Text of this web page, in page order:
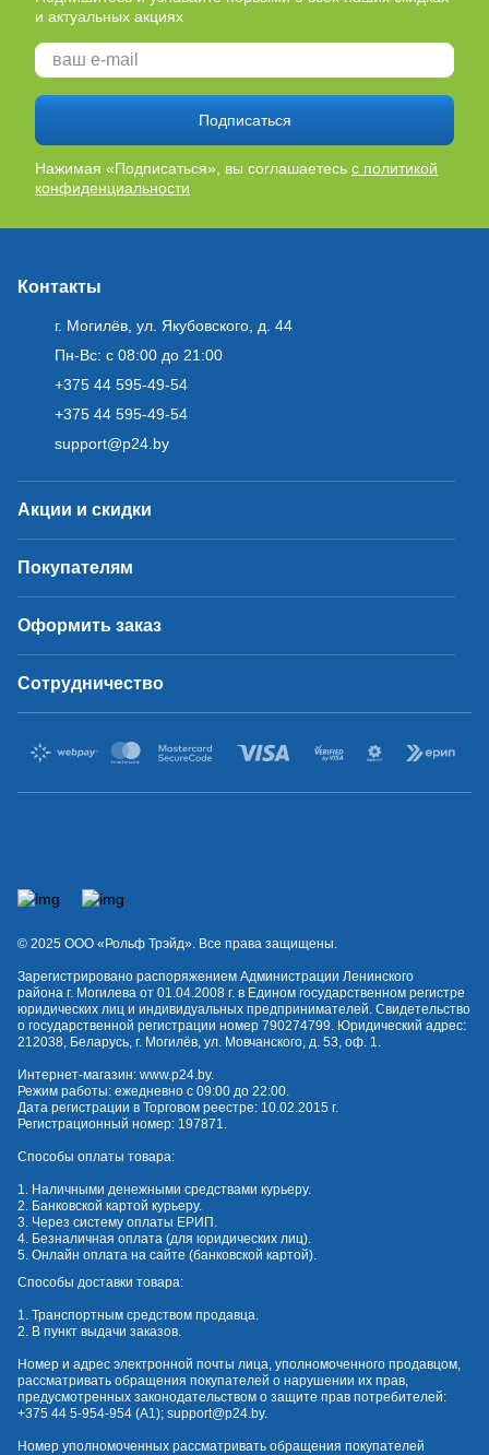
и актуальных акциях
Подписаться
Нажимая «Подписаться», вы соглашаетесь с политикой
конфиденциальности
Контакты
г. Могилёв, ул. Якубовского, д. 44
Пн-Вс: с 08:00 до 21:00
+375 44 595-49-54
+375 44 595-49-54
support@p24.by
Акции и скидки
Покупателям
Оформить заказ
Сотрудничество
© 2025 OOO «Рольф Трэйд». Все права защищены.
Зарегистрировано распоряжением Администрации Ленинского
района г. Могилева от 01.04.2008 г. в Едином государственном регистре
юридических лиц и индивидуальных предпринимателей. Свидетельство
о государственной регистрации номер 790274799. Юридический адрес:
212038, Беларусь, г. Могилёв, ул. Мовчанского, д. 53, оф. 1.
Интернет-магазин: www.p24.by.
Режим работы: ежедневно с 09:00 до 22:00.
Дата регистрации в Торговом реестре: 10.02.2015 г.
Регистрационный номер: 197871.
Способы оплаты товара:
1. Наличными денежными средствами курьеру.
2. Банковской картой курьеру.
3. Через систему оплаты ЕРИП.
4. Безналичная оплата (для юридических лиц).
5. Онлайн оплата на сайте (банковской картой).
Способы доставки товара:
1. Транспортным средством продавца.
2. В пункт выдачи заказов.
Номер и адрес электронной почты лица, уполномоченного продавцом,
рассматривать обращения покупателей о нарушении их прав,
предусмотренных законодательством о защите прав потребителей:
+375 44 5-954-954 (А1); support@p24.by.
Номер уполномоченных рассматривать обращения покупателей